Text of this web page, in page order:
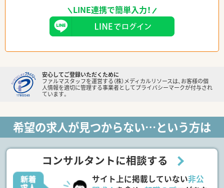
LINE連携で簡単入力！
安心してご登録いただくために
ファルマスタッフを運営する（株）メディカルリソースは、お客様の個
人情報を適切に管理する事業者としてプライバシーマークが付与され
ています。
希望の求人が見つからない…という方は
コンサルタントに相談する
サイト上に掲載していない非公